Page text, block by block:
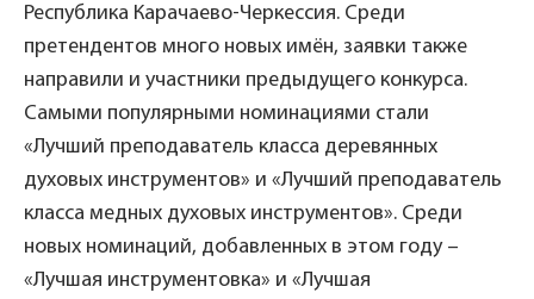
Республика Карачаево-Черкессия. Среди
претендентов много новых имён, заявки также
направили и участники предыдущего конкурса.
Самыми популярными номинациями стали
«Лучший преподаватель класса деревянных
духовых инструментов» и «Лучший преподаватель
класса медных духовых инструментов». Среди
новых номинаций, добавленных в этом году –
«Лучшая инструментовка» и «Лучшая